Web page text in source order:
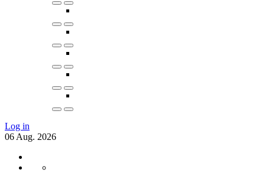
Log in
06 Aug. 2026